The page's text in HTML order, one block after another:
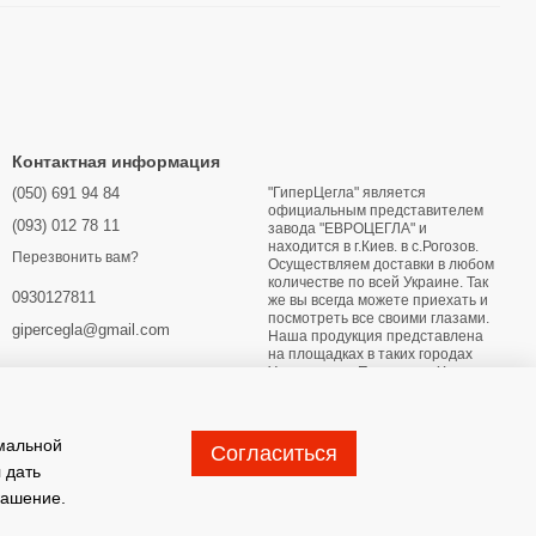
Контактная информация
(050) 691 94 84
(093) 012 78 11
Перезвонить вам?
0930127811
gipercegla@gmail.com
"ГиперЦегла" является
официальным представителем
завода "ЕВРОЦЕГЛА" и
находится в г.Киев. в с.Рогозов.
Осуществляем доставки в любом
количестве по всей Украине. Так
же вы всегда можете приехать и
посмотреть все своими глазами.
Наша продукция представлена
на площадках в таких городах
Украины как: Переяслав Харьков
Карта проезда
дать
Согласиться